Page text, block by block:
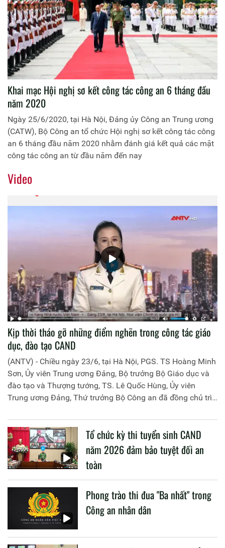
Khai mạc Hội nghị sơ kết công tác công an 6 tháng đầu
năm 2020
Ngày 25/6/2020, tại Hà Nội, Đảng ủy Công an Trung ương
(CATW), Bộ Công an tổ chức Hội nghị sơ kết công tác công
an 6 tháng đầu năm 2020 nhằm đánh giá kết quả các mặt
công tác công an từ đầu năm đến nay
Video
Kịp thời tháo gỡ những điểm nghẽn trong công tác giáo
dục, đào tạo CAND
(ANTV) - Chiều ngày 23/6, tại Hà Nội, PGS. TS Hoàng Minh
Sơn, Ủy viên Trung ương Đảng, Bộ trưởng Bộ Giáo dục và
đào tạo và Thượng tướng, TS. Lê Quốc Hùng, Ủy viên
Trung ương Đảng, Thứ trưởng Bộ Công an đã đồng chủ trì
liên quan đến công tác giáo dục và đào tạo của lực lượng
CAND.
Tổ chức kỳ thi tuyển sinh CAND
năm 2026 đảm bảo tuyệt đối an
toàn
Phong trào thi đua "Ba nhất" trong
Công an nhân dân